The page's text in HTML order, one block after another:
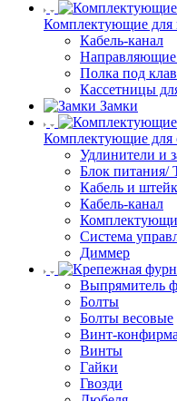
Комплектующие для
Кабель-канал
Направляющие
Полка под
Кассетницы
Замки
Комплектующие для
Удлинители и
Блок питания/
Кабель и
Кабель-канал
Система
Диммер
Выпрямитель
Болты
Болты весовые
Винт-
Винты
Гайки
Гвозди